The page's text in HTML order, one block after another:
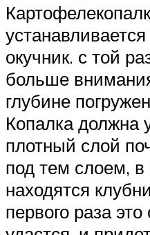
окучник. с той
больше
глубине
Копалка должна
плотный слой
под тем слоем, в
находятся
первого раза